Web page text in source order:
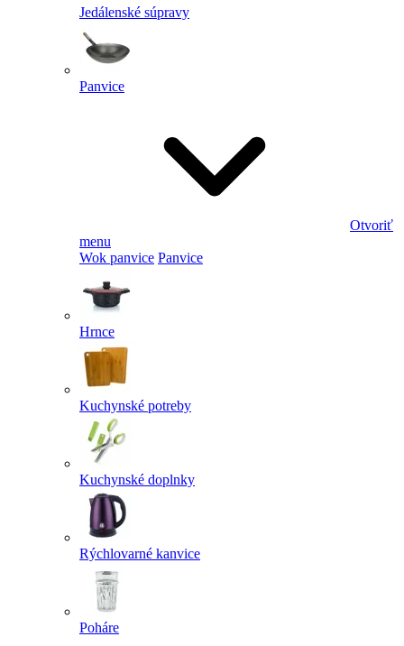
Jedálenské súpravy
Panvice
Otvoriť
menu
Wok panvice Panvice
Hrnce
Kuchynské potreby
Kuchynské doplnky
Rýchlovarné kanvice
Poháre